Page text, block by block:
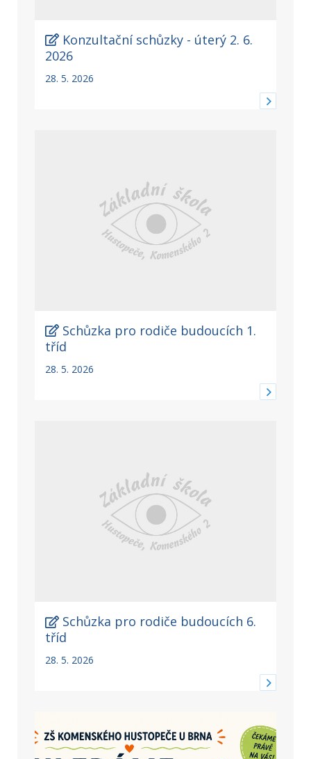
Konzultační schůzky - úterý 2. 6.
2026
28. 5. 2026
Schůzka pro rodiče budoucích 1.
tříd
28. 5. 2026
Schůzka pro rodiče budoucích 6.
tříd
28. 5. 2026